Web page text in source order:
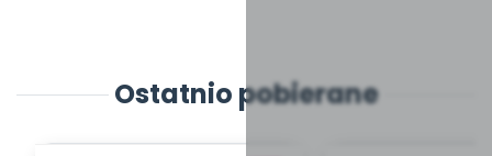
Ostatnio pobierane